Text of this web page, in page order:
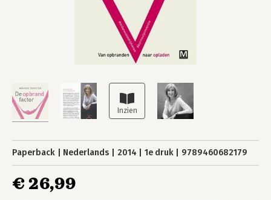
Paperback Nederlands 2014 1e druk 9789460682179
€ 26,99